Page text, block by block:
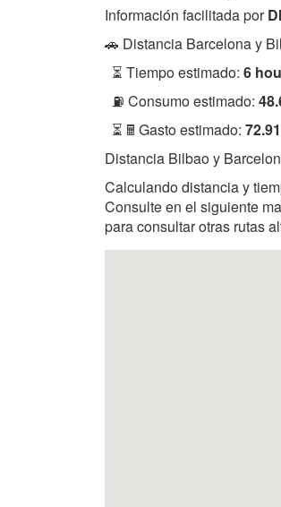
Información facilitada por
🚗 Distancia Barcelona y
⏳ Tiempo estimado: 6
⛽ Consumo estimado:
⏳ 🖩 Gasto estimado:
Distancia Bilbao y
Calculando distancia y
Consulte en el siguiente
para consultar otras rutas